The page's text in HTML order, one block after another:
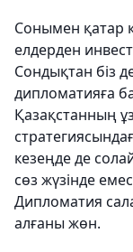
Сонымен қатар
елдерден
Сондықтан біз
дипломатияға
Қазақстанның
кезеңде де
сөз жүзінде
Дипломатия
алғаны жөн.